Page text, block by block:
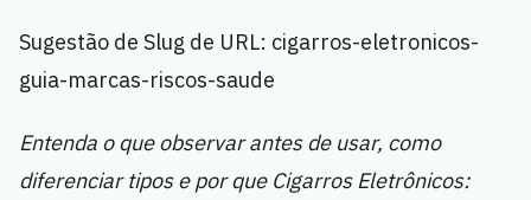
Sugestão de Slug de URL: cigarros-eletronicos-
guia-marcas-riscos-saude
Entenda o que observar antes de usar, como
diferenciar tipos e por que Cigarros Eletrônicos: